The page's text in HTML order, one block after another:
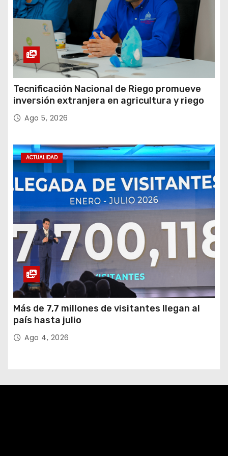
Tecnificación Nacional de Riego promueve
inversión extranjera en agricultura y riego
Ago 5, 2026
ACTUALIDAD
Más de 7,7 millones de visitantes llegan al
país hasta julio
Ago 4, 2026